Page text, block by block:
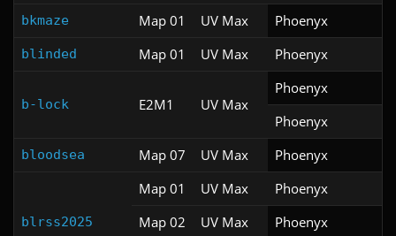
bkmaze Map 01 UV Max Phoenyx
blinded Map 01 UV Max Phoenyx
b-lock E2M1 UV Max
Phoenyx
Phoenyx
bloodsea Map 07 UV Max Phoenyx
blrss2025
Map 01 UV Max Phoenyx
Map 02
UV Max Phoenyx